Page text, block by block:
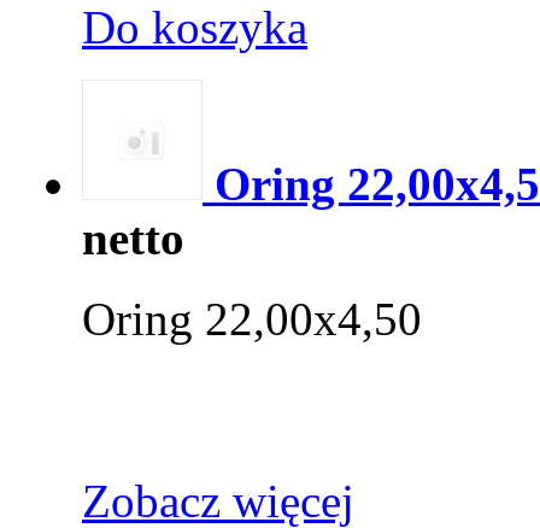
Do koszyka
Oring
netto
Oring 22,00x4,50
Zobacz więcej